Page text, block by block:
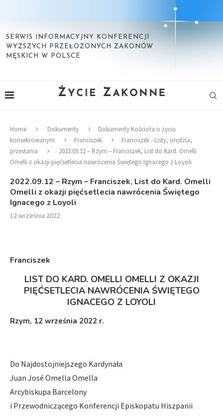
SERWIS INFORMACYJNY KONFERENCJI
WYŻSZYCH PRZEŁOŻONYCH ZAKONÓW
MĘSKICH W POLSCE
Home Dokumenty
Dokumenty Kościoła o życiu
konsekrowanym
Franciszek
Franciszek - Listy, orędzia,
przesłania
2022.09.12 – Rzym – Franciszek, List do Kard. Omelli
Omelli z okazji pięćsetlecia nawrócenia Świętego Ignacego z Loyoli
2022.09.12 – Rzym – Franciszek, List do Kard. Omelli
Omelli z okazji pięćsetlecia nawrócenia Świętego
Ignacego z Loyoli
12 września 2022
Franciszek
LIST DO KARD. OMELLI OMELLI Z OKAZJI
PIĘĆSETLECIA NAWRÓCENIA ŚWIĘTEGO
IGNACEGO Z LOYOLI
Rzym, 12 września 2022 r.
Do Najdostojniejszego Kardynała
Juan José Omella Omella
Arcybiskupa Barcelony
i Przewodniczącego Konferencji Episkopatu Hiszpanii